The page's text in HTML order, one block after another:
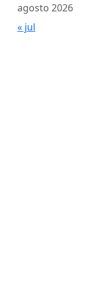
agosto 2026
« jul